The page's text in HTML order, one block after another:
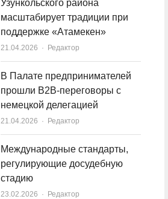
Узункольского района
масштабирует традиции при
поддержке «Атамекен»
21.04.2026 Author
Редактор
В Палате предпринимателей
прошли B2B-переговоры с
немецкой делегацией
21.04.2026 Author
Редактор
Международные стандарты,
регулирующие досудебную
стадию
23.02.2026 Author
Редактор